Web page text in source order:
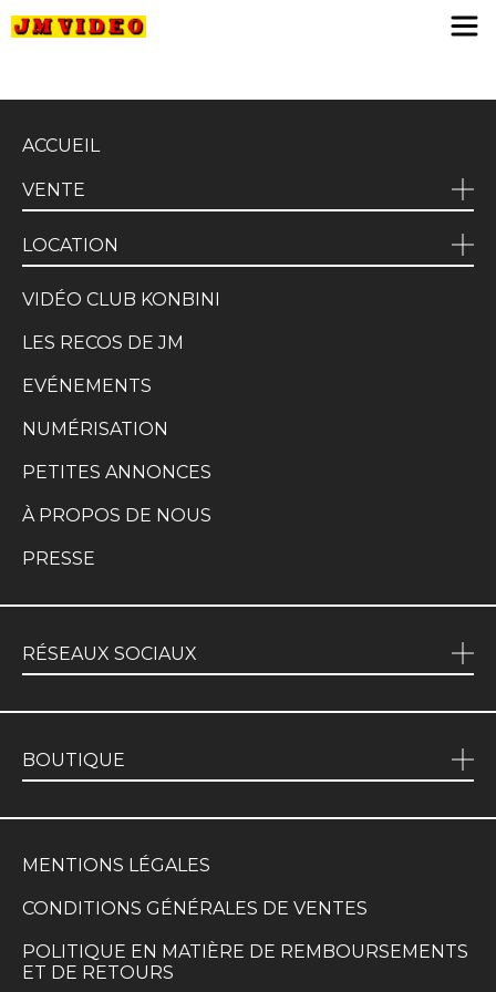
ACCUEIL
VENTE
LOCATION
VIDÉO CLUB KONBINI
LES RECOS DE JM
EVÉNEMENTS
NUMÉRISATION
PETITES ANNONCES
À PROPOS DE NOUS
PRESSE
RÉSEAUX SOCIAUX
BOUTIQUE
MENTIONS LÉGALES
CONDITIONS GÉNÉRALES DE VENTES
POLITIQUE EN MATIÈRE DE REMBOURSEMENTS
ET DE RETOURS